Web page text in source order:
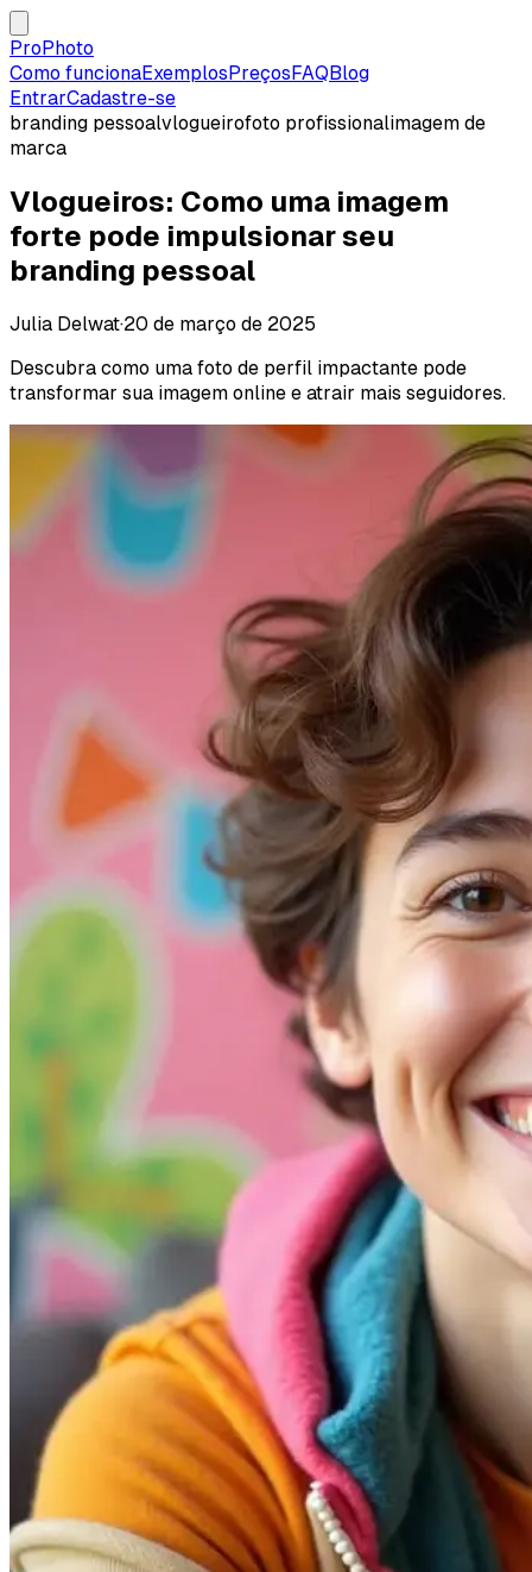
ProPhoto
Como funcionaExemplosPreçosFAQBlog
EntrarCadastre-se
branding pessoalvlogueirofoto profissionalimagem de
marca
Vlogueiros: Como uma imagem
forte pode impulsionar seu
branding pessoal
Julia Delwat·20 de março de 2025
Descubra como uma foto de perfil impactante pode
transformar sua imagem online e atrair mais seguidores.